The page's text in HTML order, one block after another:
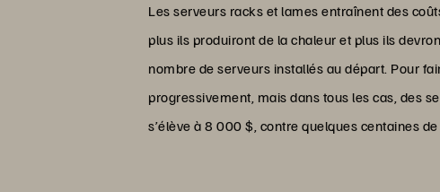
Les serveurs racks et lames entraînent des
plus ils produiront de la chaleur et plus ils
nombre de serveurs installés au départ. Pour
progressivement, mais dans tous les cas, des
s’élève à 8 000 $, contre quelques centaines